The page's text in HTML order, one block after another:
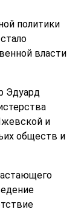
политики
власти
Эдуард
и
обществ и